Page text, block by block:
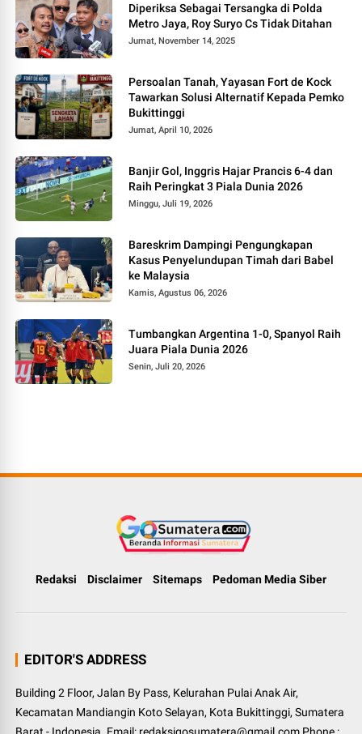
Diperiksa Sebagai Tersangka di Polda
Metro Jaya, Roy Suryo Cs Tidak Ditahan
Jumat, November 14, 2025
Persoalan Tanah, Yayasan Fort de Kock
Tawarkan Solusi Alternatif Kepada Pemko
Bukittinggi
Jumat, April 10, 2026
Banjir Gol, Inggris Hajar Prancis 6-4 dan
Raih Peringkat 3 Piala Dunia 2026
Minggu, Juli 19, 2026
Bareskrim Dampingi Pengungkapan
Kasus Penyelundupan Timah dari Babel
ke Malaysia
Kamis, Agustus 06, 2026
Tumbangkan Argentina 1-0, Spanyol Raih
Juara Piala Dunia 2026
Senin, Juli 20, 2026
Redaksi Disclaimer Sitemaps Pedoman Media Siber
EDITOR'S ADDRESS
Building 2 Floor, Jalan By Pass, Kelurahan Pulai Anak Air,
Kecamatan Mandiangin Koto Selayan, Kota Bukittinggi, Sumatera